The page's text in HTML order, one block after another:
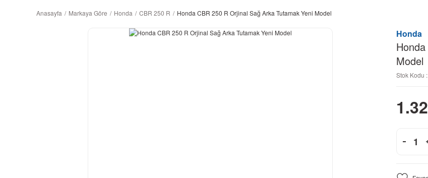
Anasayfa Markaya Göre Honda CBR 250 R Honda CBR 250 R Orjinal Sağ Arka Tutamak Yeni Model
Honda
Model
Stok Kodu